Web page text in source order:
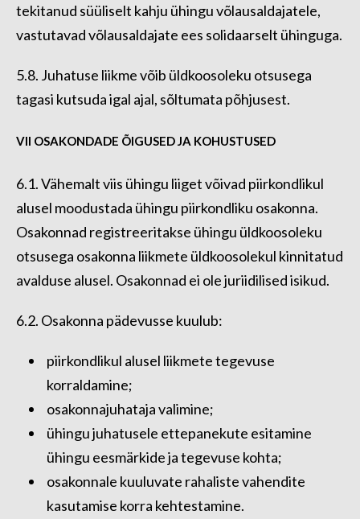
tekitanud süüliselt kahju ühingu võlausaldajatele,
vastutavad võlausaldajate ees solidaarselt ühinguga.
5.8. Juhatuse liikme võib üldkoosoleku otsusega
tagasi kutsuda igal ajal, sõltumata põhjusest.
VII OSAKONDADE ÕIGUSED JA KOHUSTUSED
6.1. Vähemalt viis ühingu liiget võivad piirkondlikul
alusel moodustada ühingu piirkondliku osakonna.
Osakonnad registreeritakse ühingu üldkoosoleku
otsusega osakonna liikmete üldkoosolekul kinnitatud
avalduse alusel. Osakonnad ei ole juriidilised isikud.
6.2. Osakonna pädevusse kuulub:
piirkondlikul alusel liikmete tegevuse
korraldamine;
osakonnajuhataja valimine;
ühingu juhatusele ettepanekute esitamine
ühingu eesmärkide ja tegevuse kohta;
osakonnale kuuluvate rahaliste vahendite
kasutamise korra kehtestamine.